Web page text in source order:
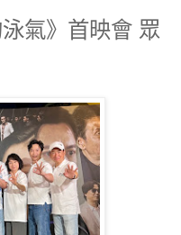
氣》首映會 眾